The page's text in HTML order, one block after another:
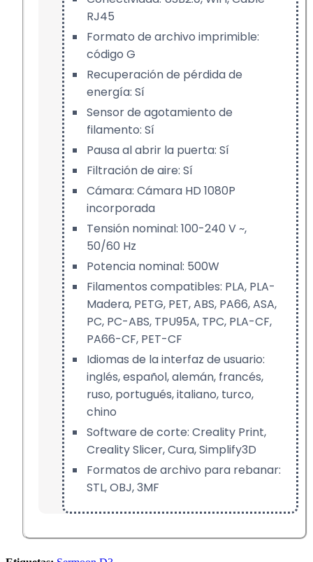
RJ45
Formato de archivo imprimible:
código G
Recuperación de pérdida de
energía: Sí
Sensor de agotamiento de
filamento: Sí
Pausa al abrir la puerta: Sí
Filtración de aire: Sí
Cámara: Cámara HD 1080P
incorporada
Tensión nominal: 100-240 V ~,
50/60 Hz
Potencia nominal: 500W
Filamentos compatibles: PLA, PLA-
Madera, PETG, PET, ABS, PA66, ASA,
PC, PC-ABS, TPU95A, TPC, PLA-CF,
PA66-CF, PET-CF
Idiomas de la interfaz de usuario:
inglés, español, alemán, francés,
ruso, portugués, italiano, turco,
chino
Software de corte: Creality Print,
Creality Slicer, Cura, Simplify3D
Formatos de archivo para rebanar:
STL, OBJ, 3MF